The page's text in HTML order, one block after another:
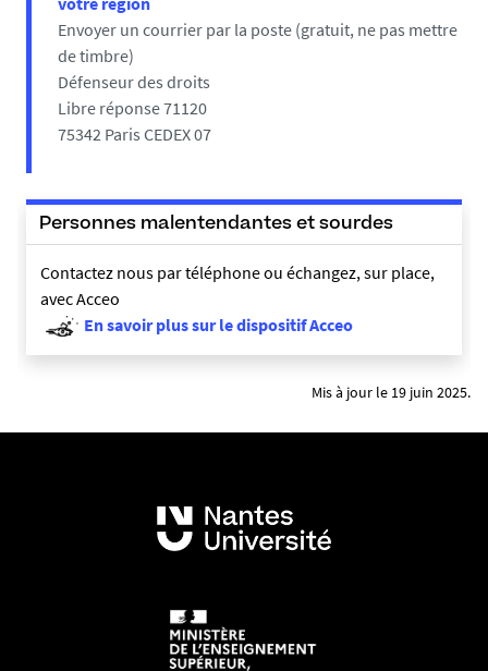
Envoyer un courrier par la poste (gratuit, ne pas mettre
de timbre)
Défenseur des droits
Libre réponse 71120
75342 Paris CEDEX 07
Personnes malentendantes et sourdes
Contactez nous par téléphone ou échangez, sur place,
avec Acceo
En savoir plus sur le dispositif Acceo
Mis à jour le 19 juin 2025.